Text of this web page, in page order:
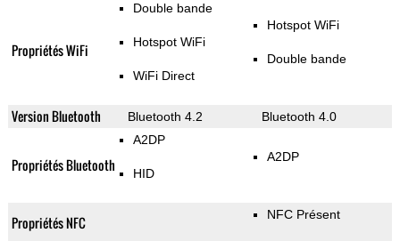
Propriétés WiFi
Double bande
Hotspot WiFi
WiFi Direct
Hotspot WiFi
Double bande
Version Bluetooth Bluetooth 4.2 Bluetooth 4.0
Propriétés Bluetooth
A2DP
HID
A2DP
Propriétés NFC NFC Présent